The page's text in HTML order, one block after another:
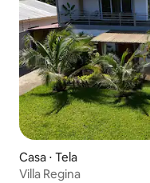
Casa ⋅ Tela
Villa Regina